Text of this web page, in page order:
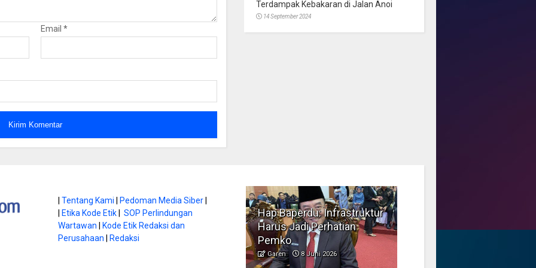
Email *
Terdampak Kebakaran di Jalan Anoi
14 September 2024
|Tentang Kami Pedoman Media Siber
Etika Kode Etik |SOP Perlindungan
Wartawan
Kode Etik Redaksi dan
Perusahaan
Redaksi
di Gunung
Ini
Literasi Jadi Bekal Utama
Siswa di Era Digital
Hap Baperdu: Infrastruktur
Harus Jadi Perhatian
Pemko
Garen 8 Juni 2026